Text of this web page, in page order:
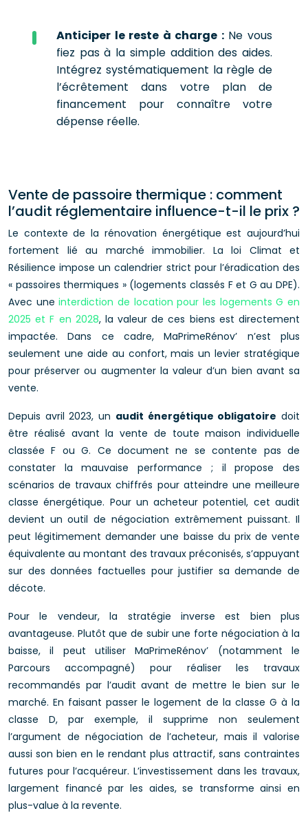
Anticiper le reste à charge :Ne vous
fiez pas à la simple addition des aides.
Intégrez systématiquement la règle de
l’écrêtement dans votre plan de
financement pour connaître votre
dépense réelle.
Vente de passoire thermique : comment
l’audit réglementaire influence-t-il le prix ?
Le contexte de la rénovation énergétique est aujourd’hui
fortement lié au marché immobilier. La loi Climat et
Résilience impose un calendrier strict pour l’éradication des
« passoires thermiques » (logements classés F et G au DPE).
Avec uneinterdiction de location pour les logements G en
2025 et F en 2028, la valeur de ces biens est directement
impactée. Dans ce cadre, MaPrimeRénov’ n’est plus
seulement une aide au confort, mais un levier stratégique
pour préserver ou augmenter la valeur d’un bien avant sa
vente.
Depuis avril 2023, un audit énergétique obligatoire doit
être réalisé avant la vente de toute maison individuelle
classée F ou G. Ce document ne se contente pas de
constater la mauvaise performance ; il propose des
scénarios de travaux chiffrés pour atteindre une meilleure
classe énergétique. Pour un acheteur potentiel, cet audit
devient un outil de négociation extrêmement puissant. Il
peut légitimement demander une baisse du prix de vente
équivalente au montant des travaux préconisés, s’appuyant
sur des données factuelles pour justifier sa demande de
décote.
Pour le vendeur, la stratégie inverse est bien plus
avantageuse. Plutôt que de subir une forte négociation à la
baisse, il peut utiliser MaPrimeRénov’ (notamment le
Parcours accompagné) pour réaliser les travaux
recommandés par l’audit avant de mettre le bien sur le
marché. En faisant passer le logement de la classe G à la
classe D, par exemple, il supprime non seulement
l’argument de négociation de l’acheteur, mais il valorise
aussi son bien en le rendant plus attractif, sans contraintes
futures pour l’acquéreur. L’investissement dans les travaux,
largement financé par les aides, se transforme ainsi en
plus-value à la revente.